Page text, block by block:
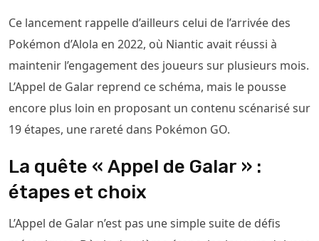
Ce lancement rappelle d’ailleurs celui de l’arrivée des
Pokémon d’Alola en 2022, où Niantic avait réussi à
maintenir l’engagement des joueurs sur plusieurs mois.
L’Appel de Galar reprend ce schéma, mais le pousse
encore plus loin en proposant un contenu scénarisé sur
19 étapes, une rareté dans Pokémon GO.
La quête « Appel de Galar » :
étapes et choix
L’Appel de Galar n’est pas une simple suite de défis